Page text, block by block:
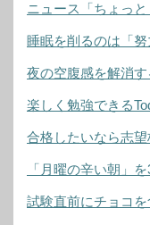
ニュース「ちょっと
睡眠を削るのは「努
夜の空腹感を解消
楽しく勉強できる
合格したいなら志
「月曜の辛い朝」
試験直前にチョコを